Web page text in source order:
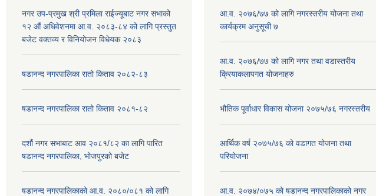
नगर उप-प्रमुख श्री प्रमिला राईज्यूबाट नगर सभाको
१२ ‍औं अधिवेशनमा आ.व. २०८३-८४ को लागि प्रस्तुत
बजेट वक्तव्य र विनियोजन विधेयक २०८३
षडानन्द नगरपालिका रातो किताव २०८२-८३
षडानन्द नगरपालिका रातो किताव २०८१-८२
दशौं नगर सभाबाट आव २०८१/८२ का लागि पारित
षडानन्द नगरपालिका, भोजपुरको बजेट
षडानन्द नगरपालिकाको आ.व. २०८०/०८१ को लागि
आ.व. २०७६/७७ को लागि नगरस्तरीय योजना तथा
कार्यक्रम अनुसूची ७
आ.व. २०७६/७७ को लागि नगर तथा वडास्तरीय
क्रियाकलापगत योजनाहरु
भौतिक पूर्वाधार विकास योजना २०७५/७६ नगरस्तरीय
आर्थिक वर्ष २०७५/७६ को वडागत योजना तथा
परियोजना
आ.व. २०७४/०७५ को षडानन्द नगरपालिकाको नगर